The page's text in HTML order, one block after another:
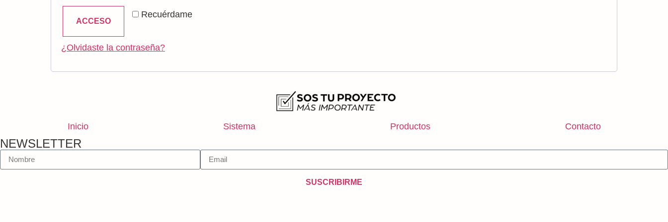
Recuérdame
ACCESO
¿Olvidaste la contraseña?
Inicio Sistema Productos Contacto
NEWSLETTER
SUSCRIBIRME